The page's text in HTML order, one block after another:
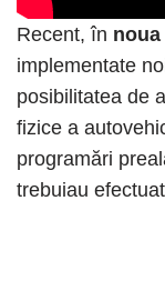
Recent, în
implementate
posibilitatea de
fizice a
programări
trebuiau